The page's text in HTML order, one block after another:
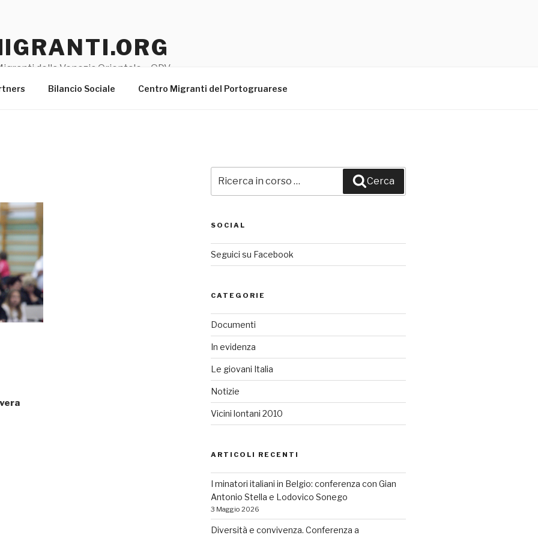
della Venezia Orientale – ODV
Bilancio Sociale Centro Migranti del Portogruarese
Cerca
SOCIAL
Seguici su Facebook
CATEGORIE
Documenti
In evidenza
Le giovani Italia
Notizie
Vicini lontani 2010
ARTICOLI RECENTI
I minatori italiani in Belgio: conferenza con Gian
Antonio Stella e Lodovico Sonego
3 Maggio 2026
Diversità e convivenza. Conferenza a